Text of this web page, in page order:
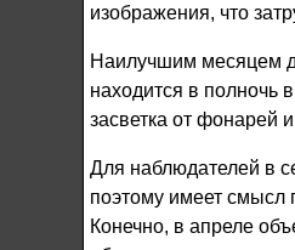
изображения, что
Наилучшим месяцем
находится в полночь
засветка от фонарей
Для наблюдателей в
поэтому имеет смысл
Конечно, в апреле